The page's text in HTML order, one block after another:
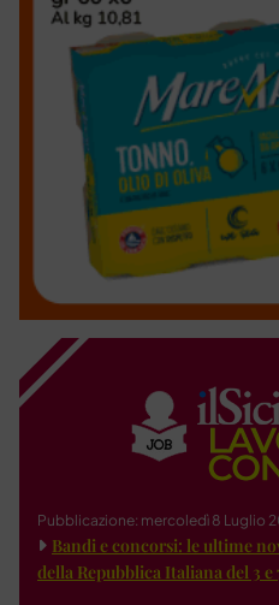
Pubblicazione: mercoledì 8 Luglio
Bandi e concorsi: le ultime
della Repubblica Italiana del 3 e